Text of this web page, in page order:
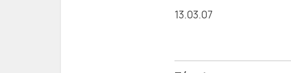
13.03.07